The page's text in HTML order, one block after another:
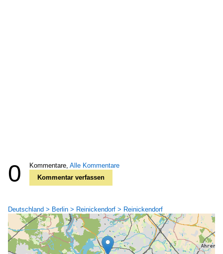
0 Kommentare, Alle Kommentare
Kommentar verfassen
Deutschland > Berlin > Reinickendorf > Reinickendorf